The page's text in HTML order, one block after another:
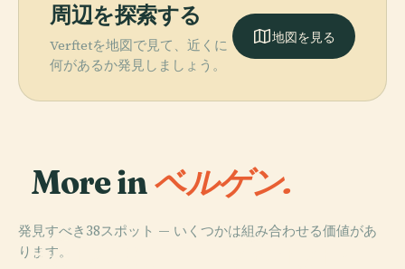
周辺を探索する
Verftetを地図で見て、近くに
何があるか発見しましょう。
地図を見る
More inベルゲン.
発見すべき38スポット — いくつかは組み合わせる価値があ
ります。
PLACE
セントメアリー
PLACE
PLACE